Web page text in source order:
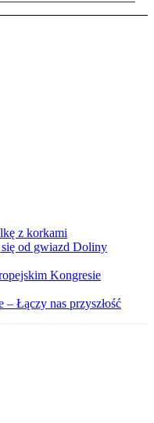
z korkami
od gwiazd Doliny
Kongresie
– Łączy nas przyszłość